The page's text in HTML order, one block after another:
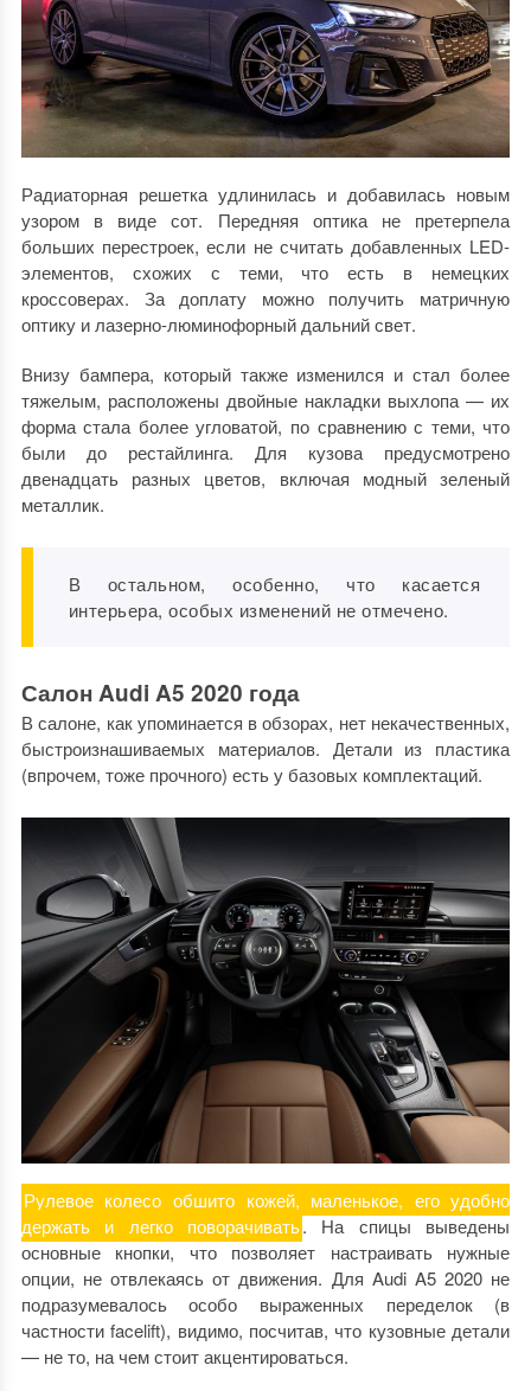
Радиаторная решетка удлинилась и добавилась новым
узором в виде сот. Передняя оптика не претерпела
больших перестроек, если не считать добавленных LED-
элементов, схожих с теми, что есть в немецких
кроссоверах. За доплату можно получить матричную
оптику и лазерно-люминофорный дальний свет.
Внизу бампера, который также изменился и стал более
тяжелым, расположены двойные накладки выхлопа — их
форма стала более угловатой, по сравнению с теми, что
были до рестайлинга. Для кузова предусмотрено
двенадцать разных цветов, включая модный зеленый
металлик.
В остальном, особенно, что касается
интерьера, особых изменений не отмечено.
Салон Audi A5 2020 года
В салоне, как упоминается в обзорах, нет некачественных,
быстроизнашиваемых материалов. Детали из пластика
(впрочем, тоже прочного) есть у базовых комплектаций.
Рулевое колесо обшито кожей, маленькое, его удобно
держать и легко поворачивать. На спицы выведены
основные кнопки, что позволяет настраивать нужные
опции, не отвлекаясь от движения. Для Audi A5 2020 не
подразумевалось особо выраженных переделок (в
частности facelift), видимо, посчитав, что кузовные детали
— не то, на чем стоит акцентироваться.